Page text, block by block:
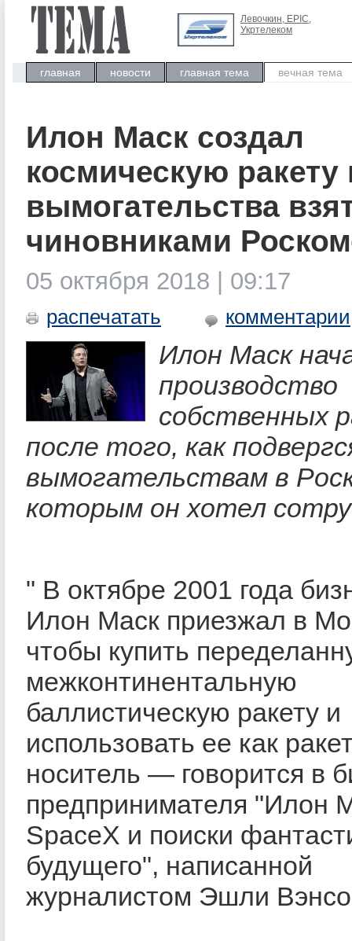
Левочкин, ЕРIC,
Укртелеком
главная новости главная тема вечная тема
Илон Маск создал
космическую ракету
вымогательства
чиновниками
05 октября 2018 | 09:17
распечатать комментарии
Илон Маск
производство
собственных
после того, как
вымогательствам в
которым он хотел
" В октябре 2001 года
Илон Маск приезжал в
чтобы купить
межконтинентальную
баллистическую ракету и
использовать ее как
носитель — говорится в
предпринимателя "Илон
SpaceX и поиски
будущего", написанной
журналистом Эшли